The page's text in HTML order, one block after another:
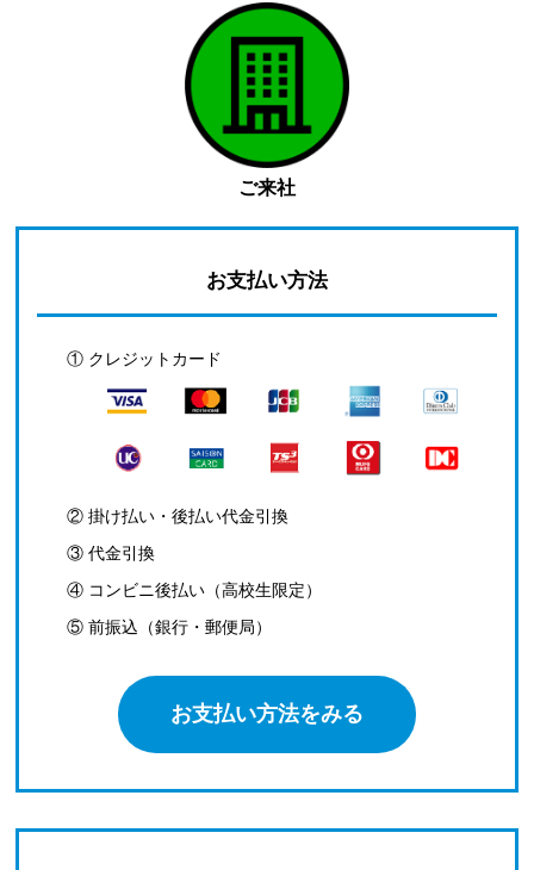
ご来社
お支払い方法
① クレジットカード
② 掛け払い・後払い代金引換
③ 代金引換
④ コンビニ後払い（高校生限定）
⑤ 前振込（銀行・郵便局）
お支払い方法をみる